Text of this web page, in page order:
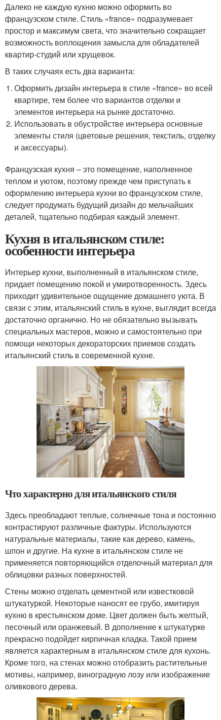
Далеко не каждую кухню можно оформить во
французском стиле. Стиль «france» подразумевает
простор и максимум света, что значительно сокращает
возможность воплощения замысла для обладателей
квартир-студий или хрущевок.
В таких случаях есть два варианта:
Оформить дизайн интерьера в стиле «france» во всей
квартире, тем более что вариантов отделки и
элементов интерьера на рынке достаточно.
Использовать в обустройстве интерьера основные
элементы стиля (цветовые решения, текстиль, отделку
и аксессуары).
Французская кухня – это помещение, наполненное
теплом и уютом, поэтому прежде чем приступать к
оформлению интерьера кухни во французском стиле,
следует продумать будущий дизайн до мельчайших
деталей, тщательно подбирая каждый элемент.
Кухня в итальянском стиле:
особенности интерьера
Интерьер кухни, выполненный в итальянском стиле,
придает помещению покой и умиротворенность. Здесь
приходит удивительное ощущение домашнего уюта. В
связи с этим, итальянский стиль в кухне, выглядит всегда
достаточно органично. Но не обязательно вызывать
специальных мастеров, можно и самостоятельно при
помощи некоторых декораторских приемов создать
итальянский стиль в современной кухне.
Что характерно для итальянского стиля
Здесь преобладают теплые, солнечные тона и постоянно
контрастируют различные фактуры. Используются
натуральные материалы, такие как дерево, камень,
шпон и другие. На кухне в итальянском стиле не
применяется повторяющийся отделочный материал для
облицовки разных поверхностей.
Стены можно отделать цементной или известковой
штукатуркой. Некоторые наносят ее грубо, имитируя
кухню в крестьянском доме. Цвет должен быть желтый,
песочный или оранжевый. В дополнение к штукатурке
прекрасно подойдет кирпичная кладка. Такой прием
является характерным в итальянском стиле для кухонь.
Кроме того, на стенах можно отобразить растительные
мотивы, например, виноградную лозу или изображение
оливкового дерева.